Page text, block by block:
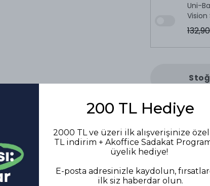
Uni-
Vision
200 TL Hediye
2000 TL ve üzeri ilk alışverişinize
TL indirim + Akoffice Sadakat
üyelik hediye!
E-posta adresinizle kaydolun,
ilk siz haberdar olun.